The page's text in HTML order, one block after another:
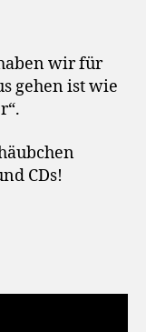
wir für
gehen ist wie
CDs!